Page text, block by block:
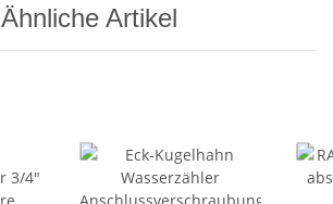
Ähnliche Artikel